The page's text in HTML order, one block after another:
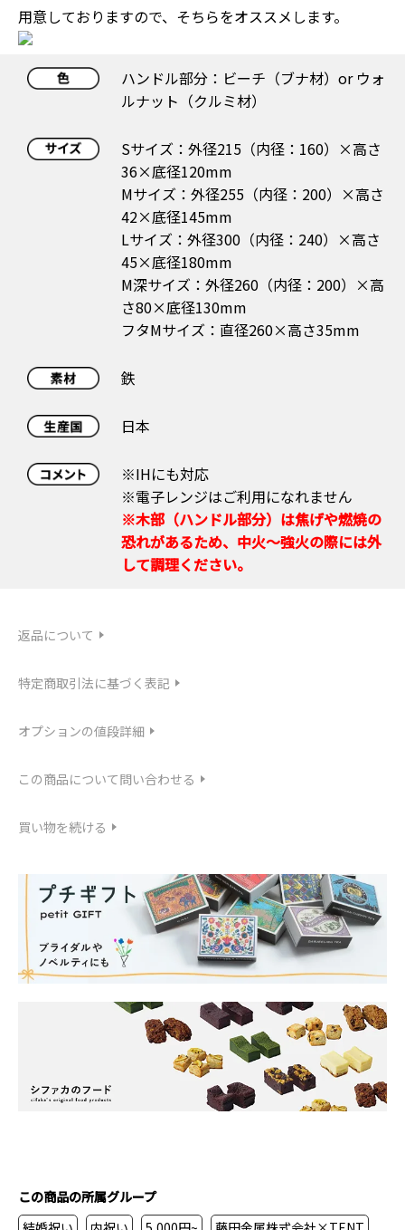
用意しておりますので、そちらをオススメします。
ハンドル部分：ビーチ（ブナ材）or ウォ
ルナット（クルミ材）
Sサイズ：外径215（内径：160）×高さ
36×底径120mm
Mサイズ：外径255（内径：200）×高さ
42×底径145mm
Lサイズ：外径300（内径：240）×高さ
45×底径180mm
M深サイズ：外径260（内径：200）×高
さ80×底径130mm
フタMサイズ：直径260×高さ35mm
鉄
日本
※IHにも対応
※電子レンジはご利用になれません
※木部（ハンドル部分）は焦げや燃焼の
恐れがあるため、中火〜強火の際には外
して調理ください。
返品について
特定商取引法に基づく表記
オプションの値段詳細
この商品について問い合わせる
買い物を続ける
この商品の所属グループ